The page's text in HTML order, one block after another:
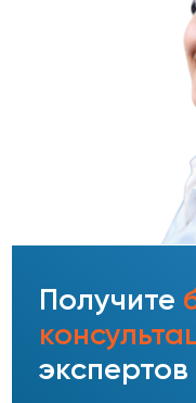
Согласие на обработку
Использование файлов cookie и